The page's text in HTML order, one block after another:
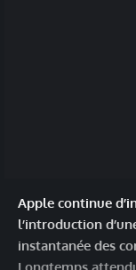
Apple continue
l’introduction
instantanée des
Longtemps